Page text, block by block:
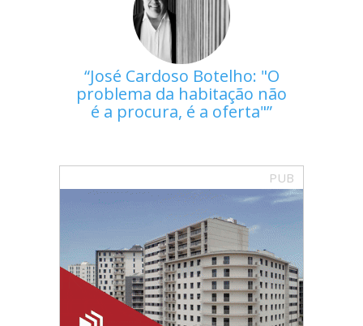
José Cardoso Botelho: "O
problema da habitação não
é a procura, é a oferta"
PUB